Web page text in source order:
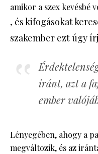
amikor a szex kevésbé
, és kifogásokat
szakember ezt úgy
iránt, azt a
ember
Lényegében, ahogy a
megváltozik, és az